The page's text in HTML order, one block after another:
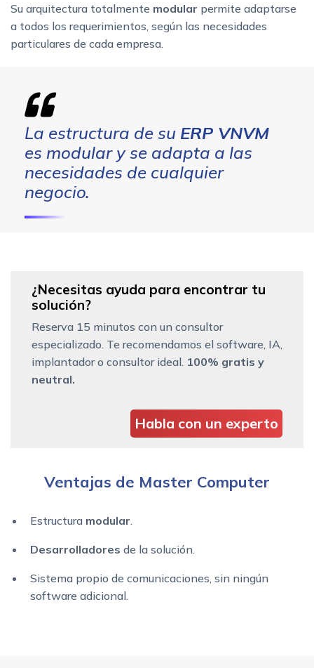
Su arquitectura totalmente modular permite adaptarse
a todos los requerimientos, según las necesidades
particulares de cada empresa.
La estructura de su ERP VNVM
es modular y se adapta a las
necesidades de cualquier
negocio.
¿Necesitas ayuda para encontrar tu
solución?
Reserva 15 minutos con un consultor
especializado. Te recomendamos el software, IA,
implantador o consultor ideal. 100% gratis y
neutral.
Habla con un experto
Ventajas de Master Computer
Estructura modular
Desarrolladores de la solución.
Sistema propio de comunicaciones, sin ningún
software adicional.